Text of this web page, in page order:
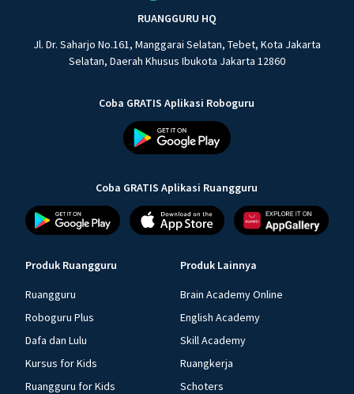
RUANGGURU HQ
Jl. Dr. Saharjo No.161, Manggarai Selatan, Tebet, Kota Jakarta
Selatan, Daerah Khusus Ibukota Jakarta 12860
Coba GRATIS Aplikasi Roboguru
Coba GRATIS Aplikasi Ruangguru
Produk Ruangguru
Ruangguru
Roboguru Plus
Dafa dan Lulu
Kursus for Kids
Ruangguru for Kids
Produk Lainnya
Brain Academy Online
English Academy
Skill Academy
Ruangkerja
Schoters